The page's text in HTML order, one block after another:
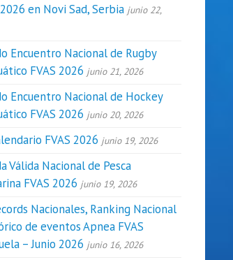
en Novi Sad, Serbia junio 22,
Encuentro Nacional de Rugby
FVAS 2026 junio 21, 2026
Encuentro Nacional de Hockey
FVAS 2026 junio 20, 2026
FVAS 2026 junio 19, 2026
Válida Nacional de Pesca
FVAS 2026 junio 19, 2026
Nacionales, Ranking Nacional
de eventos Apnea FVAS
– Junio 2026 junio 16, 2026